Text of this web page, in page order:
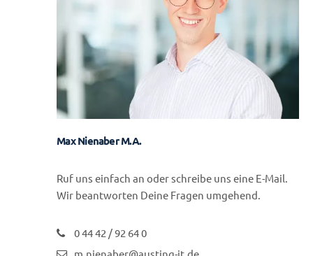
Max Nienaber M.A.
Ruf uns einfach an oder schreibe uns eine E-Mail.
Wir beantworten Deine Fragen umgehend.
0 44 42 / 92 64 0